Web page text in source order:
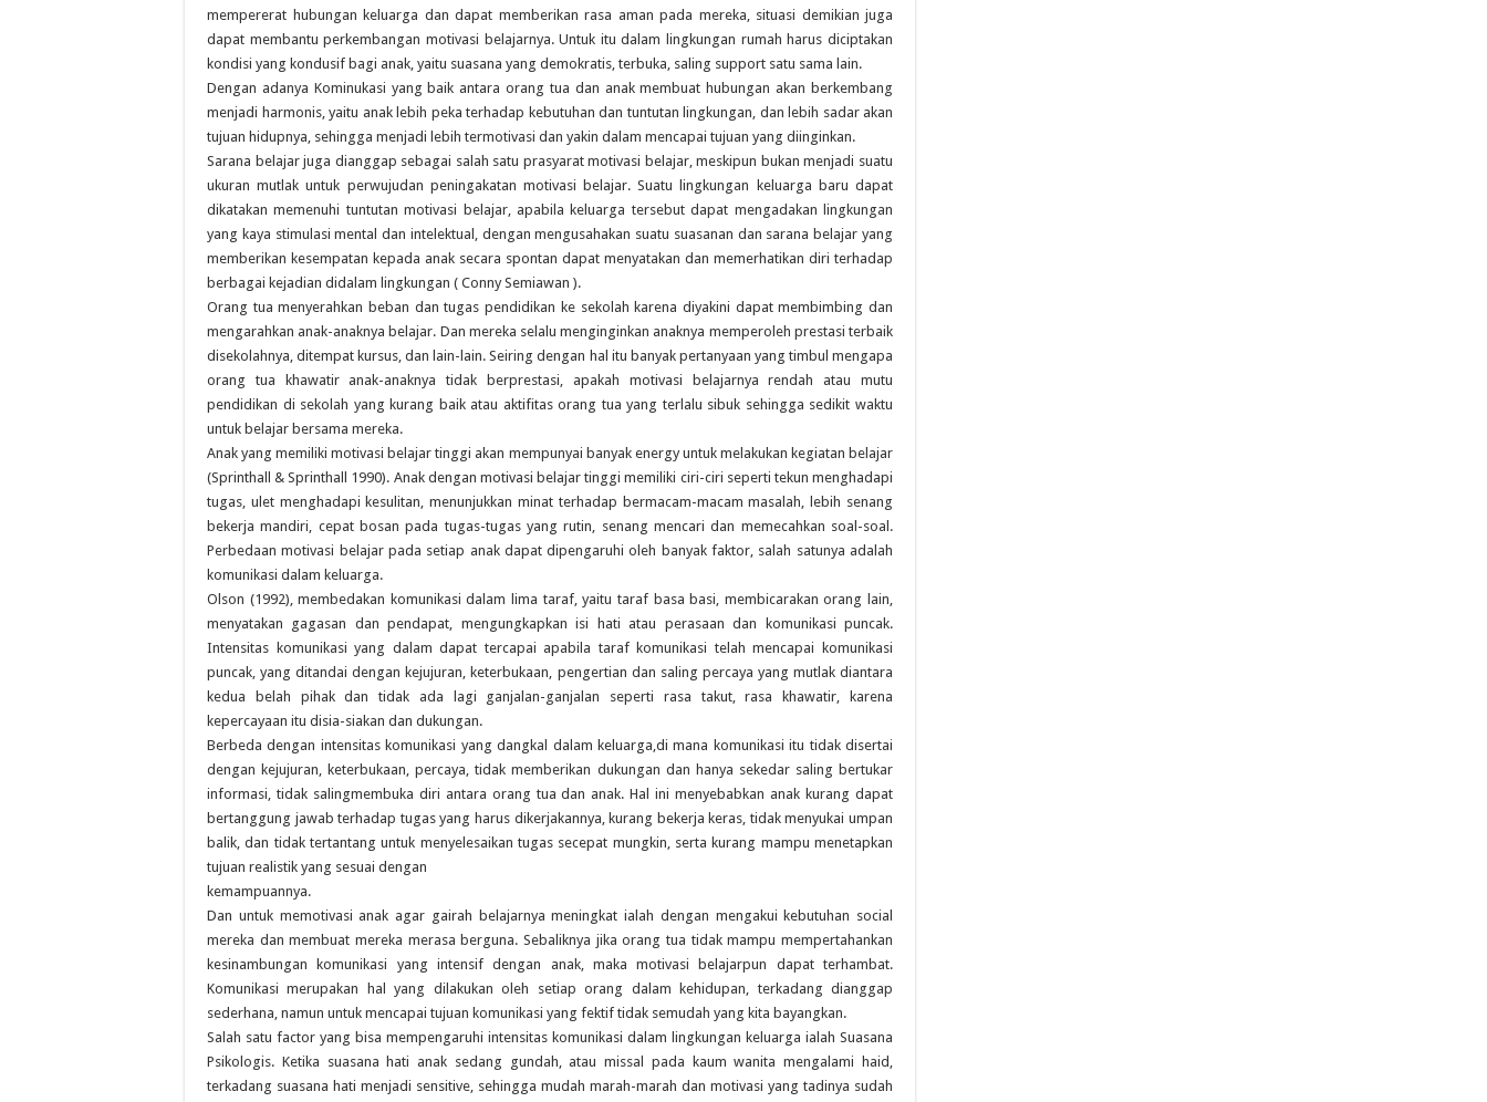
mempererat hubungan keluarga dan dapat memberikan rasa aman pada mereka, situasi demikian juga
dapat membantu perkembangan motivasi belajarnya. Untuk itu dalam lingkungan rumah harus diciptakan
kondisi yang kondusif bagi anak, yaitu suasana yang demokratis, terbuka, saling support satu sama lain.
Dengan adanya Kominukasi yang baik antara orang tua dan anak membuat hubungan akan berkembang
menjadi harmonis, yaitu anak lebih peka terhadap kebutuhan dan tuntutan lingkungan, dan lebih sadar akan
tujuan hidupnya, sehingga menjadi lebih termotivasi dan yakin dalam mencapai tujuan yang diinginkan.
Sarana belajar juga dianggap sebagai salah satu prasyarat motivasi belajar, meskipun bukan menjadi suatu
ukuran mutlak untuk perwujudan peningakatan motivasi belajar. Suatu lingkungan keluarga baru dapat
dikatakan memenuhi tuntutan motivasi belajar, apabila keluarga tersebut dapat mengadakan lingkungan
yang kaya stimulasi mental dan intelektual, dengan mengusahakan suatu suasanan dan sarana belajar yang
memberikan kesempatan kepada anak secara spontan dapat menyatakan dan memerhatikan diri terhadap
berbagai kejadian didalam lingkungan ( Conny Semiawan ).
Orang tua menyerahkan beban dan tugas pendidikan ke sekolah karena diyakini dapat membimbing dan
mengarahkan anak-anaknya belajar. Dan mereka selalu menginginkan anaknya memperoleh prestasi terbaik
disekolahnya, ditempat kursus, dan lain-lain. Seiring dengan hal itu banyak pertanyaan yang timbul mengapa
orang tua khawatir anak-anaknya tidak berprestasi, apakah motivasi belajarnya rendah atau mutu
pendidikan di sekolah yang kurang baik atau aktifitas orang tua yang terlalu sibuk sehingga sedikit waktu
untuk belajar bersama mereka.
Anak yang memiliki motivasi belajar tinggi akan mempunyai banyak energy untuk melakukan kegiatan belajar
(Sprinthall & Sprinthall 1990). Anak dengan motivasi belajar tinggi memiliki ciri-ciri seperti tekun menghadapi
tugas, ulet menghadapi kesulitan, menunjukkan minat terhadap bermacam-macam masalah, lebih senang
bekerja mandiri, cepat bosan pada tugas-tugas yang rutin, senang mencari dan memecahkan soal-soal.
Perbedaan motivasi belajar pada setiap anak dapat dipengaruhi oleh banyak faktor, salah satunya adalah
komunikasi dalam keluarga.
Olson (1992), membedakan komunikasi dalam lima taraf, yaitu taraf basa basi, membicarakan orang lain,
menyatakan gagasan dan pendapat, mengungkapkan isi hati atau perasaan dan komunikasi puncak.
Intensitas komunikasi yang dalam dapat tercapai apabila taraf komunikasi telah mencapai komunikasi
puncak, yang ditandai dengan kejujuran, keterbukaan, pengertian dan saling percaya yang mutlak diantara
kedua belah pihak dan tidak ada lagi ganjalan-ganjalan seperti rasa takut, rasa khawatir, karena
kepercayaan itu disia-siakan dan dukungan.
Berbeda dengan intensitas komunikasi yang dangkal dalam keluarga,di mana komunikasi itu tidak disertai
dengan kejujuran, keterbukaan, percaya, tidak memberikan dukungan dan hanya sekedar saling bertukar
informasi, tidak salingmembuka diri antara orang tua dan anak. Hal ini menyebabkan anak kurang dapat
bertanggung jawab terhadap tugas yang harus dikerjakannya, kurang bekerja keras, tidak menyukai umpan
balik, dan tidak tertantang untuk menyelesaikan tugas secepat mungkin, serta kurang mampu menetapkan
tujuan realistik yang sesuai dengan
kemampuannya.
Dan untuk memotivasi anak agar gairah belajarnya meningkat ialah dengan mengakui kebutuhan social
mereka dan membuat mereka merasa berguna. Sebaliknya jika orang tua tidak mampu mempertahankan
kesinambungan komunikasi yang intensif dengan anak, maka motivasi belajarpun dapat terhambat.
Komunikasi merupakan hal yang dilakukan oleh setiap orang dalam kehidupan, terkadang dianggap
sederhana, namun untuk mencapai tujuan komunikasi yang fektif tidak semudah yang kita bayangkan.
Salah satu factor yang bisa mempengaruhi intensitas komunikasi dalam lingkungan keluarga ialah Suasana
Psikologis. Ketika suasana hati anak sedang gundah, atau missal pada kaum wanita mengalami haid,
terkadang suasana hati menjadi sensitive, sehingga mudah marah-marah dan motivasi yang tadinya sudah